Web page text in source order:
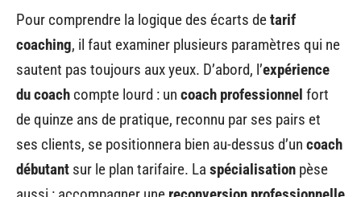
Pour comprendre la logique des écarts detarif
coaching, il faut examiner plusieurs paramètres qui ne
sautent pas toujours aux yeux. D’abord, l’expérience
du coach compte lourd : un coach professionnel fort
de quinze ans de pratique, reconnu par ses pairs et
ses clients, se positionnera bien au-dessus d’un coach
débutant sur le plan tarifaire. La spécialisation pèse